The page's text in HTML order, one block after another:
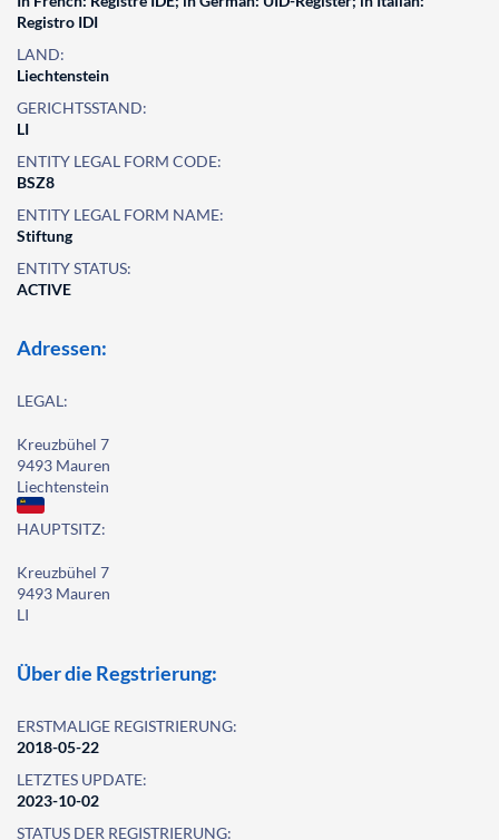
Registro IDI
LAND:
Liechtenstein
GERICHTSSTAND:
LI
ENTITY LEGAL FORM CODE:
BSZ8
ENTITY LEGAL FORM NAME:
Stiftung
ENTITY STATUS:
ACTIVE
Adressen:
LEGAL:
Kreuzbühel 7
9493 Mauren
Liechtenstein
HAUPTSITZ:
Kreuzbühel 7
9493 Mauren
LI
Über die Regstrierung:
ERSTMALIGE REGISTRIERUNG:
2018-05-22
LETZTES UPDATE:
2023-10-02
STATUS DER REGISTRIERUNG: